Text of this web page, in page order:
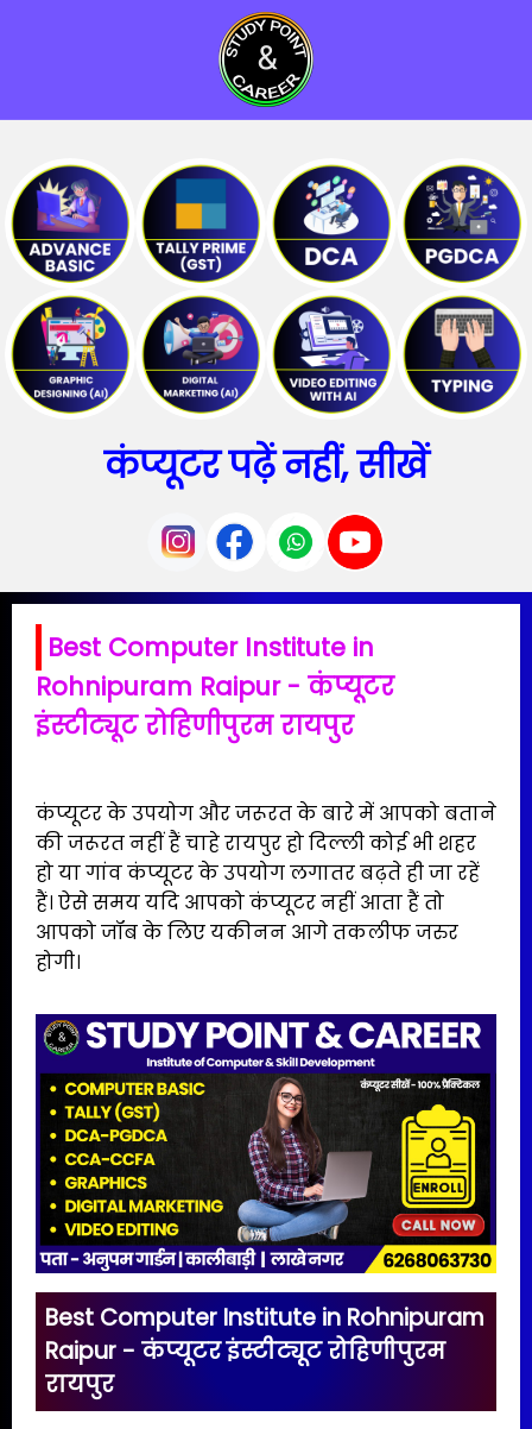
कंप्यूटर पढ़ें नहीं, सीखें
Best Computer Institute in
Rohnipuram Raipur - कंप्यूटर
इंस्टीट्यूट रोहिणीपुरम रायपुर
कंप्यूटर के उपयोग और जरूरत के बारे में आपको बताने
की जरूरत नहीं हैं चाहे रायपुर हो दिल्ली कोई भी शहर
हो या गांव कंप्यूटर के उपयोग लगातर बढ़ते ही जा रहें
हैं। ऐसे समय यदि आपको कंप्यूटर नहीं आता हैं तो
आपको जॉब के लिए यकीनन आगे तकलीफ जरुर
होगी।
Best Computer Institute in Rohnipuram
Raipur - कंप्यूटर इंस्टीट्यूट रोहिणीपुरम
रायपुर